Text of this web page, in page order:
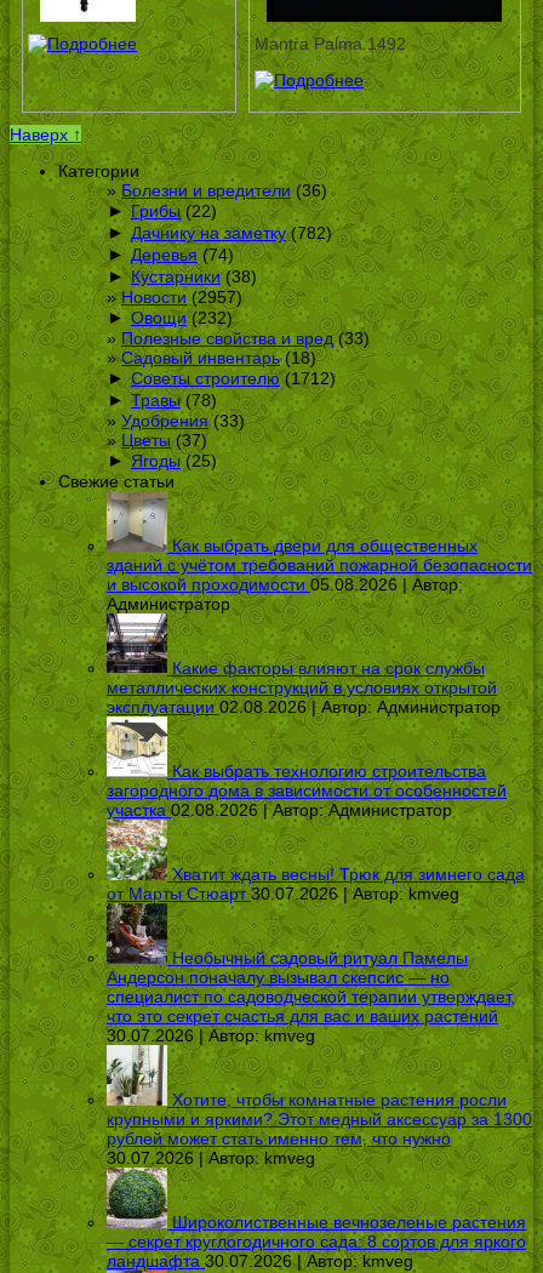
Mantra Palma 1492
Наверх ↑
Категории
Болезни и вредители (36)
► Грибы(22)
► Дачнику на заметку(782)
► Деревья (74)
► Кустарники (38)
Новости (2957)
► Овощи(232)
Полезные свойства и вред(33)
Садовый инвентарь(18)
► Советы строителю(1712)
► Травы(78)
Удобрения(33)
Цветы(37)
► Ягоды(25)
Свежие статьи
Как выбрать двери для общественных
зданий с учётом требований пожарной безопасности
и высокой проходимости 05.08.2026 | Автор:
Администратор
Какие факторы влияют на срок службы
металлических конструкций в условиях открытой
эксплуатации 02.08.2026 | Автор: Администратор
Как выбрать технологию строительства
загородного дома в зависимости от особенностей
участка 02.08.2026 | Автор:Администратор
Хватит ждать весны! Трюк для зимнего сада
от Марты Стюарт 30.07.2026 | Автор:kmveg
Необычный садовый ритуал Памелы
Андерсон поначалу вызывал скепсис — но
специалист по садоводческой терапии утверждает,
что это секрет счастья для вас и ваших растений
30.07.2026 | Автор: kmveg
Хотите, чтобы комнатные растения росли
крупными и яркими? Этот медный аксессуар за 1300
рублей может стать именно тем, что нужно
30.07.2026 | Автор:kmveg
Широколиственные вечнозеленые растения
— секрет круглогодичного сада: 8 сортов для яркого
ландшафта 30.07.2026 | Автор:kmveg